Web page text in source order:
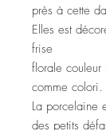
près à cette
Elles est
frise
florale
comme colori.
La porcelaine
des petits